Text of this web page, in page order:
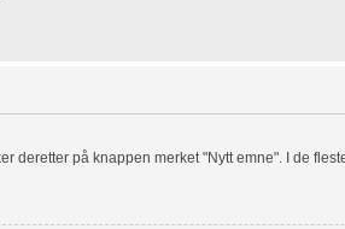
deretter på knappen merket "Nytt emne". I de